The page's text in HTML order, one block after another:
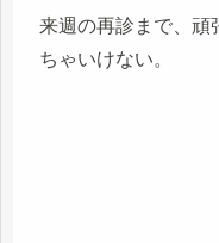
来週の再診まで、頑
ちゃいけない。